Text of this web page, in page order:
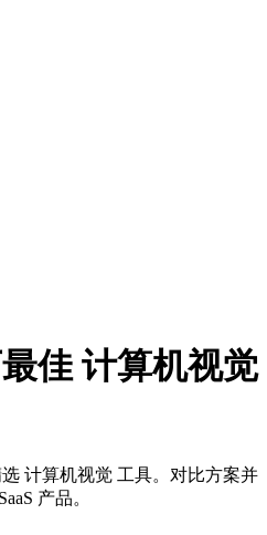
佳 计算机视觉
计算机视觉 工具。对比方案并
产品。